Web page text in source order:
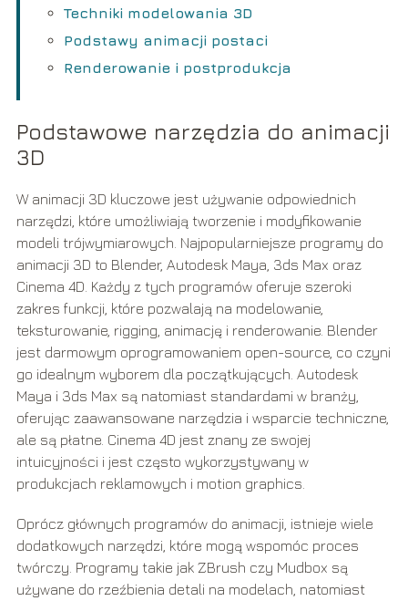
Techniki modelowania 3D
Podstawy animacji postaci
Renderowanie i postprodukcja
Podstawowe narzędzia do animacji
3D
W animacji 3D kluczowe jest używanie odpowiednich
narzędzi, które umożliwiają tworzenie i modyfikowanie
modeli trójwymiarowych. Najpopularniejsze programy do
animacji 3D to Blender, Autodesk Maya, 3ds Max oraz
Cinema 4D. Każdy z tych programów oferuje szeroki
zakres funkcji, które pozwalają na modelowanie,
teksturowanie, rigging, animację i renderowanie. Blender
jest darmowym oprogramowaniem open-source, co czyni
go idealnym wyborem dla początkujących. Autodesk
Maya i 3ds Max są natomiast standardami w branży,
oferując zaawansowane narzędzia i wsparcie techniczne,
ale są płatne. Cinema 4D jest znany ze swojej
intuicyjności i jest często wykorzystywany w
produkcjach reklamowych i motion graphics.
Oprócz głównych programów do animacji, istnieje wiele
dodatkowych narzędzi, które mogą wspomóc proces
twórczy. Programy takie jak ZBrush czy Mudbox są
używane do rzeźbienia detali na modelach, natomiast